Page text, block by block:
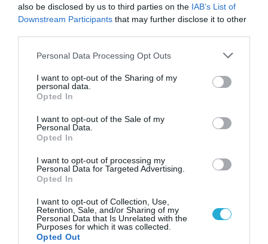
also be disclosed by us to third parties on the IAB’s List of
Downstream Participants that may further disclose it to other
Please note that this website/app uses one or more Google
not limited to your visit or usage behaviour. You may click to
grant or deny consent to Google and its third-party tags to
use your data for below specified purposes in below Google
consent section.
Personal Data Processing Opt Outs
I want to opt-out of the Sharing of my
personal data.
Opted In
I want to opt-out of the Sale of my
Personal Data.
Opted In
I want to opt-out of processing my
Personal Data for Targeted Advertising.
Opted In
I want to opt-out of Collection, Use,
Retention, Sale, and/or Sharing of my
Personal Data that Is Unrelated with the
Purposes for which it was collected.
Opted Out
εξαρτάται από την ύπαρξη εμπράγματης
την εμπορική αξία του ακινήτου για να κάνει
την πρόταση. Σε περιπτώσεις που δεν
υφίσταται εμπράγματη εξασφάλιση, τότε τη
Τράπεζα θα προτείνει υψηλό κούρεμα τόκων
και κεφαλαίου. Η επιμήκυνση της διάρκειας
εξαρτάται την ηλικία του δανειολήπτη και
φτάνει έως 25 έτη, χωρίς να υπερβαίνει το
δανειολήπτη, εκτός κι αν υπάρχει
μικρότερος ηλικιακά εγγυητής.